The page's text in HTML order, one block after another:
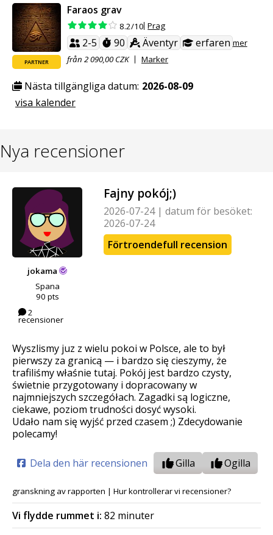
PARTNER
Faraos grav
8.2/10 Prag
2-5 90 Äventyr erfaren mer
från 2 090,00 CZK
Marker
Nästa tillgängliga datum: 2026-08-09
visa kalender
Nya recensioner
jokama
Spana
90 pts
2
recensioner
Fajny pokój;)
2026-07-24 | datum för besöket:
2026-07-24
Förtroendefull recension
Wyszlismy juz z wielu pokoi w Polsce, ale to był
pierwszy za granicą — i bardzo się cieszymy, że
trafiliśmy właśnie tutaj. Pokój jest bardzo czysty,
świetnie przygotowany i dopracowany w
najmniejszych szczegółach. Zagadki są logiczne,
ciekawe, poziom trudności dosyć wysoki.
Udało nam się wyjść przed czasem ;) Zdecydowanie
polecamy!
Dela den här recensionen Gilla Ogilla
granskning av rapporten | Hur kontrollerar vi recensioner?
Vi flydde rummet i: 82 minuter